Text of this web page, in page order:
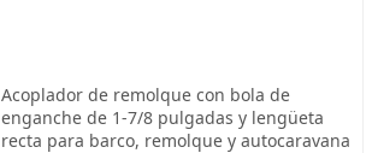
Acoplador de remolque con bola de
enganche de 1-7/8 pulgadas y lengüeta
recta para barco, remolque y autocaravana